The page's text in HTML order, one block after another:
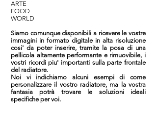
ARTE
FOOD
WORLD
Siamo comunque disponibili a ricevere le vostre
immagini in formato digitale in alta risoluzione
cosi' da poter inserire, tramite la posa di una
pellicola altamente performante e rimuovibile, i
vostri ricordi piu' importanti sulla parte frontale
del radiatore.
Noi vi indichiamo alcuni esempi di come
personalizzare il vostro radiatore, ma la vostra
fantasia potrà trovare le soluzioni ideali
specifiche per voi.